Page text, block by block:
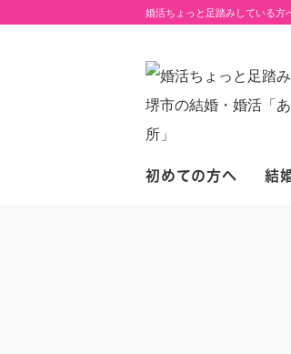
婚活ちょっと足踏みしている
初めての方へ 結